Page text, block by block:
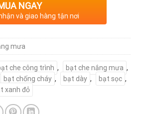
NGAY
và giao hàng tận nơi
mưa
che công trình , bạt che nắng mưa ,
bạt chống cháy , bạt dày , bạt sọc ,
xanh đỏ